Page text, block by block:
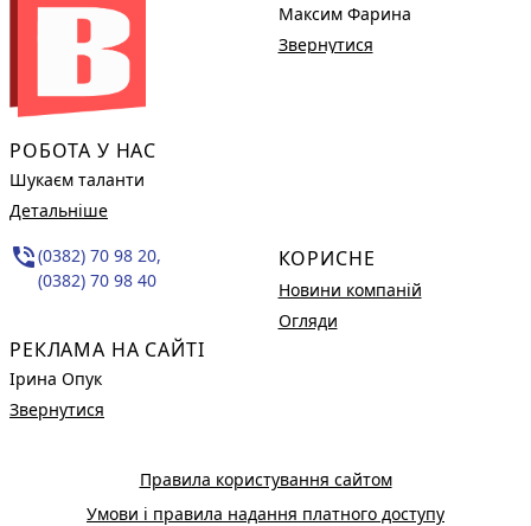
РОБОТА У НАС
Шукаєм таланти
Детальніше
phone_in_talk(0382) 70 98 20,
(0382) 70 98 40
РЕКЛАМА НА САЙТІ
Ірина Опук
Звернутися
Максим Фарина
Звернутися
КОРИСНЕ
Новини компаній
Огляди
Правила користування сайтом
Умови і правила надання платного доступу